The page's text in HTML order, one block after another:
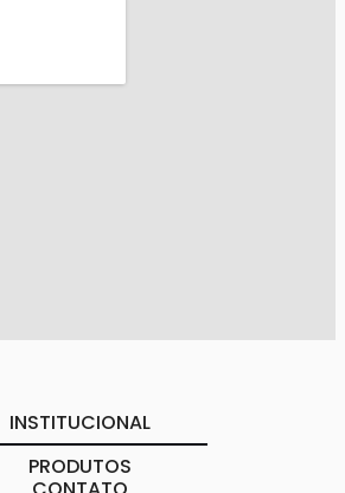
INSTITUCIONAL
PRODUTOS